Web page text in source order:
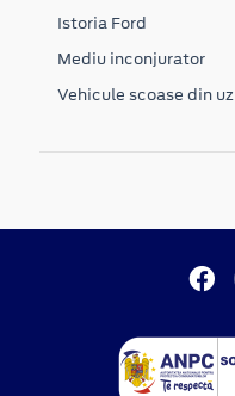
Istoria Ford
Mediu inconjurator
Vehicule scoase din uz